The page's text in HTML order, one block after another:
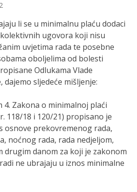
li se u minimalnu plaću dodaci
ugovora koji nisu
uvjetima rada te posebne
oboljelima od bolesti
Odlukama Vlade
dajemo sljedeće mišljenje:
4. Zakona o minimalnoj plaći
118/18 i 120/21) propisano je
osnove prekovremenog rada,
noćnog rada, rada nedjeljom,
drugim danom za koji je zakonom
ne ubrajaju u iznos minimalne